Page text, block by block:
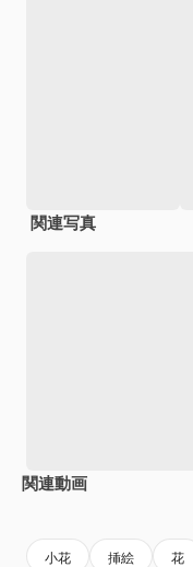
関連写真
関連動画
小花 挿絵 花